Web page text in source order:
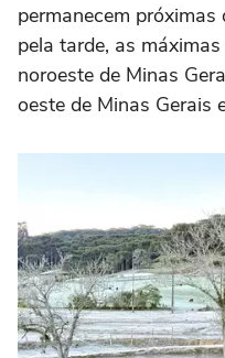
permanecem
pela tarde, as
noroeste de Minas
oeste de Minas Gerais